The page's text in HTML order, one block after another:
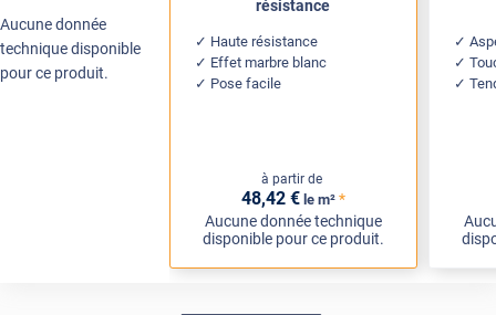
Aucune donnée
technique disponible
pour ce produit.
résistance
Haute résistance
Effet marbre blanc
Pose facile
à partir de
48,42 € le m² *
Aucune donnée technique
disponible pour ce produit.